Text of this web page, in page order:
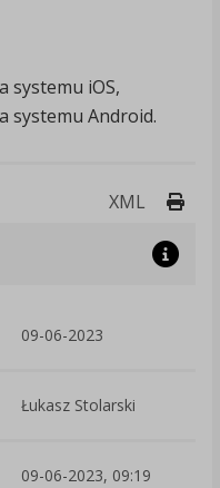
systemu iOS,
systemu Android.
XML
09-06-2023
Łukasz Stolarski
09-06-2023, 09:19